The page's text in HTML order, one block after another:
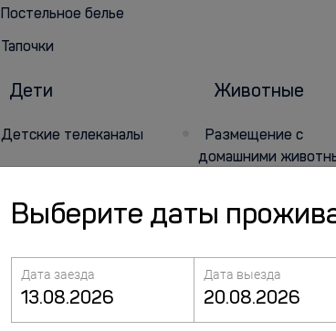
Постельное белье
Тапочки
Дети
Детские телеканалы
Животные
Размещение с
домашними
Выберите даты
Дата заезда Дата выезда